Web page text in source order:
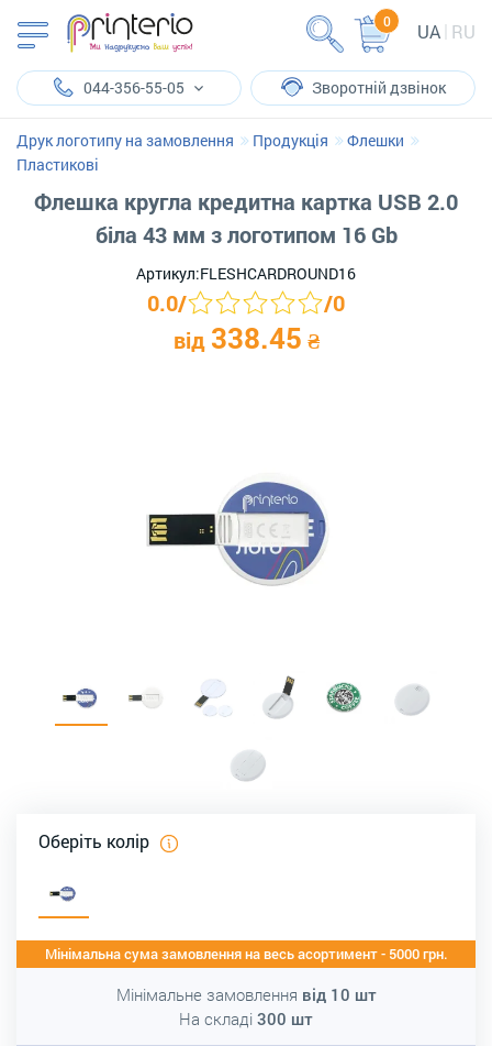
UA RU
0
044-356-55-05 Зворотній дзвінок
Друк логотипу на замовлення Продукція
Флешки
Пластикові
Флешка кругла кредитна картка USB 2.0
біла 43 мм з логотипом 16 Gb
Артикул:FLESHCARDROUND16
0.0/ /0
від 338.45 ₴
Оберіть колір
Мінімальна сума замовлення на весь асортимент - 5000 грн.
Мінімальне замовлення від 10 шт
На складі 300 шт